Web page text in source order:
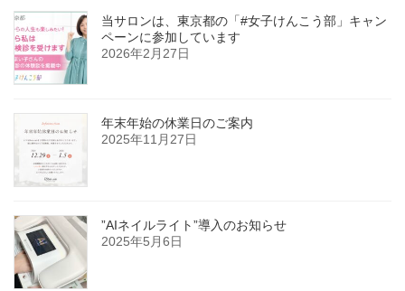
当サロンは、東京都の「#女子けんこう部」キャン
ペーンに参加しています
2026年2月27日
年末年始の休業日のご案内
2025年11月27日
”AIネイルライト”導入のお知らせ
2025年5月6日